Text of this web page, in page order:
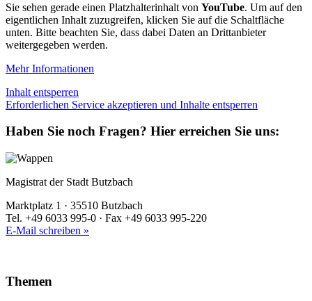
Sie sehen gerade einen Platzhalterinhalt von YouTube. Um auf den
eigentlichen Inhalt zuzugreifen, klicken Sie auf die Schaltfläche
unten. Bitte beachten Sie, dass dabei Daten an Drittanbieter
weitergegeben werden.
Mehr Informationen
Inhalt entsperren
Erforderlichen Service akzeptieren und Inhalte entsperren
Haben Sie noch Fragen? Hier erreichen Sie uns:
Magistrat der Stadt Butzbach
Marktplatz 1 · 35510 Butzbach
Tel. +49 6033 995-0 · Fax +49 6033 995-220
E-Mail schreiben »
Themen